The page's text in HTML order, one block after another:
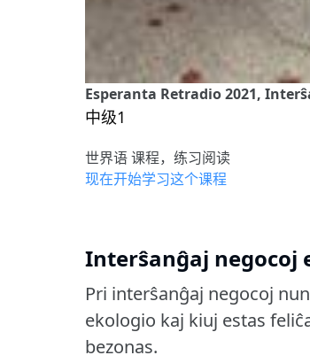
Esperanta Retradio 2021,
中级1
世界语 课程，练习阅读
现在开始学习这个课程
Interŝanĝaj negocoj
Pri interŝanĝaj negocoj
ekologio kaj kiuj estas
bezonas.